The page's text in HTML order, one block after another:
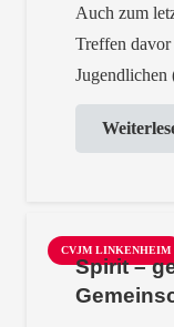
Auch zum
Treffen davor
CVJM LINKENHEIM
Spirit –